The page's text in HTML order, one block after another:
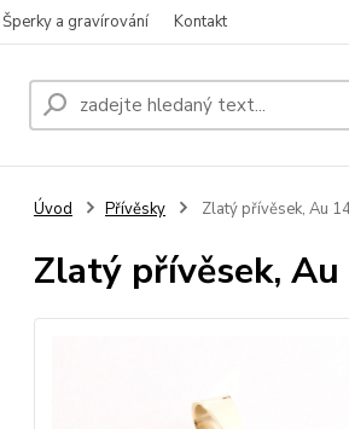
Šperky a gravírování Kontakt
Úvod Přívěsky Zlatý přívěsek, Au
Zlatý přívěsek,